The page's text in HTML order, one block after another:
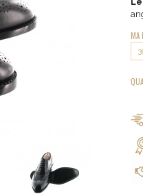
MA